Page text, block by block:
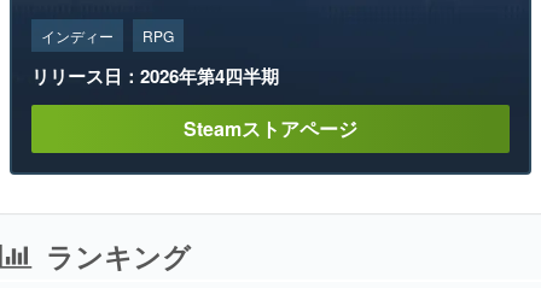
インディー RPG
リリース日：2026年第4四半期
Steamストアページ
ランキング